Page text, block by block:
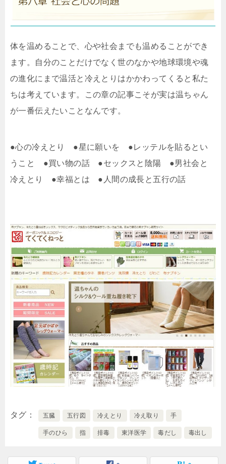
体を温めることで、心や社会までも温めることができ
ます。自分のことだけでなく世のなかや地球環境や魂
の進化にまで温活と冷えとりはかかわってくると私た
ちは考えています。この章の記事こそが実は温ちゃん
が一番伝えたいことなんです。
●心の冷えとり ●星に願いを ●レッテルを貼るとい
うこと ●買い物の話 ●セックスと陰陽 ●男社会と
冷えとり ●幸福とは ●人間の成長と五行の話
タグ 五臓 五行図 冷えとり 冷え取り 手
手のひら 指 排毒 東洋医学 毒だし 毒出し